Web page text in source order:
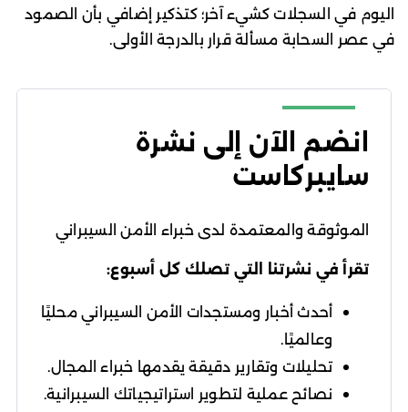
اليوم في السجلات كشيء آخر؛ كتذكير إضافي بأن الصمود
في عصر السحابة مسألة قرار بالدرجة الأولى.
انضم الآن إلى نشرة
سايبركاست
الموثوقة والمعتمدة لدى خبراء الأمن السيبراني
تقرأ في نشرتنا التي تصلك كل أسبوع:
أحدث أخبار ومستجدات الأمن السيبراني محليًا
وعالميًا.
تحليلات وتقارير دقيقة يقدمها خبراء المجال.
نصائح عملية لتطوير استراتيجياتك السيبرانية.